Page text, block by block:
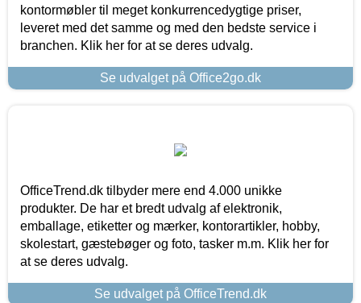
kontormøbler til meget konkurrencedygtige priser,
leveret med det samme og med den bedste service i
branchen. Klik her for at se deres udvalg.
Se udvalget på Office2go.dk
OfficeTrend.dk tilbyder mere end 4.000 unikke
produkter. De har et bredt udvalg af elektronik,
emballage, etiketter og mærker, kontorartikler, hobby,
skolestart, gæstebøger og foto, tasker m.m. Klik her for
at se deres udvalg.
Se udvalget på OfficeTrend.dk